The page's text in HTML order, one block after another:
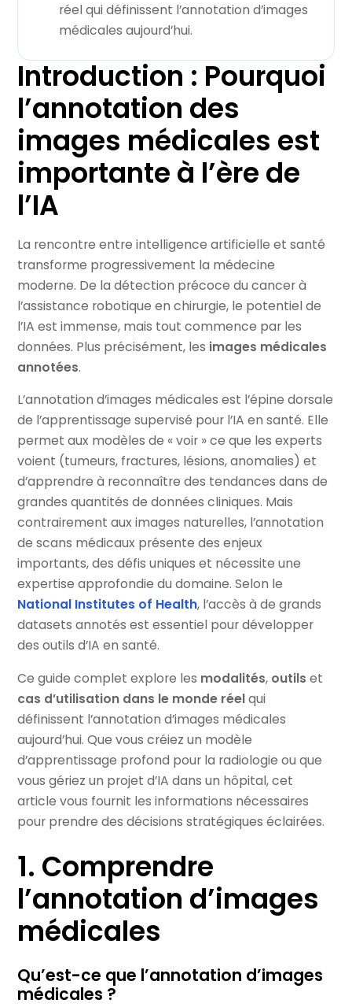
réel qui définissent l’annotation d’images
médicales aujourd’hui.
Introduction : Pourquoi
l’annotation des
images médicales est
importante à l’ère de
l’IA
La rencontre entre intelligence artificielle et santé
transforme progressivement la médecine
moderne. De la détection précoce du cancer à
l’assistance robotique en chirurgie, le potentiel de
l’IA est immense, mais tout commence par les
données. Plus précisément, les images médicales
annotées.
L’annotation d’images médicales est l’épine dorsale
de l’apprentissage supervisé pour l’IA en santé. Elle
permet aux modèles de « voir » ce que les experts
voient (tumeurs, fractures, lésions, anomalies) et
d’apprendre à reconnaître des tendances dans de
grandes quantités de données cliniques. Mais
contrairement aux images naturelles, l’annotation
de scans médicaux présente des enjeux
importants, des défis uniques et nécessite une
expertise approfondie du domaine. Selon le
National Institutes of Health, l’accès à de grands
datasets annotés est essentiel pour développer
des outils d’IA en santé.
Ce guide complet explore les modalités, outils et
cas d’utilisation dans le monde réelqui
définissent l’annotation d’images médicales
aujourd’hui. Que vous créiez un modèle
d’apprentissage profond pour la radiologie ou que
vous gériez un projet d’IA dans un hôpital, cet
article vous fournit les informations nécessaires
pour prendre des décisions stratégiques éclairées.
1. Comprendre
l’annotation d’images
médicales
Qu’est-ce que l’annotation d’images
médicales ?